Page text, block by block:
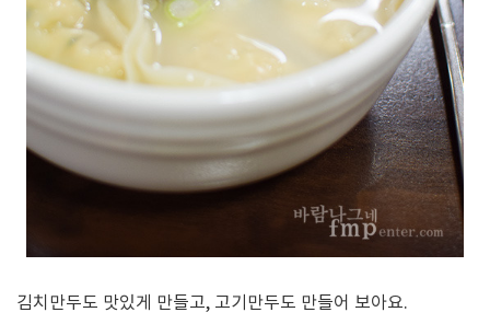
김치만두도 맛있게 만들고, 고기만두도 만들어 보아요.